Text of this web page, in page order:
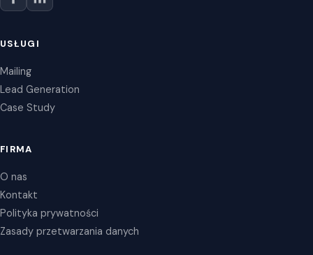
USŁUGI
Mailing
Lead Generation
Case Study
FIRMA
O nas
Kontakt
Polityka prywatności
Zasady przetwarzania danych